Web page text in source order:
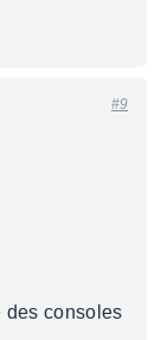
#9
des consoles